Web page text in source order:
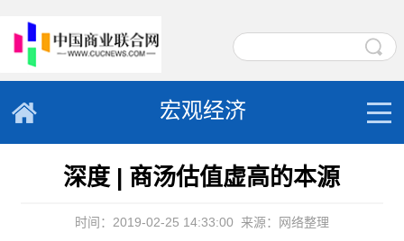
宏观经济
深度 | 商汤估值虚高的本源
时间：2019-02-25 14:33:00 来源：网络整理